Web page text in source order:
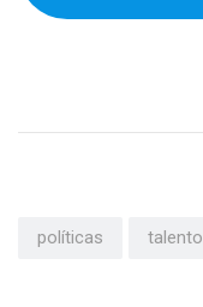
políticas talento